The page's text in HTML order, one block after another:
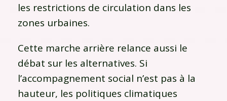
les restrictions de circulation dans les
zones urbaines.
Cette marche arrière relance aussi le
débat sur les alternatives. Si
l’accompagnement social n’est pas à la
hauteur, les politiques climatiques